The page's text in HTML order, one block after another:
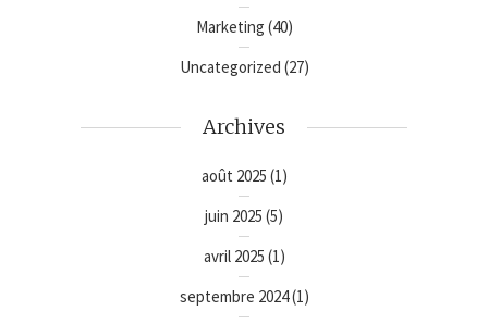
Marketing (40)
Uncategorized (27)
Archives
août 2025 (1)
juin 2025 (5)
avril 2025 (1)
septembre 2024(1)